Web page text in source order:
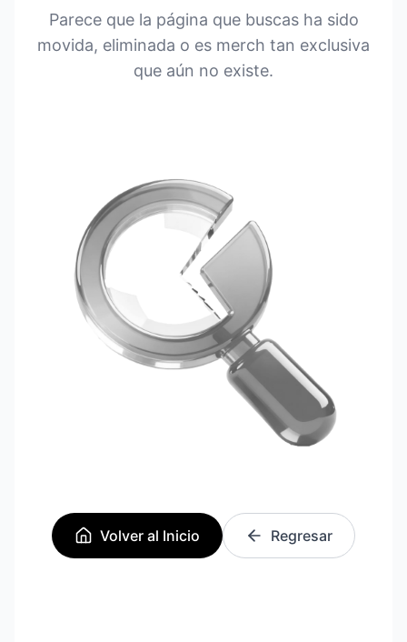
Parece que la página que buscas ha sido
movida, eliminada o es merch tan exclusiva
que aún no existe.
Volver al Inicio Regresar